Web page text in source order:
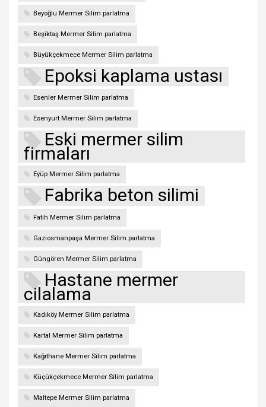
Beyoğlu Mermer Silim parlatma
Beşiktaş Mermer Silim parlatma
Büyükçekmece Mermer Silim parlatma
Epoksi kaplama ustası
Esenler Mermer Silim parlatma
Esenyurt Mermer Silim parlatma
Eski mermer silim
firmaları
Eyüp Mermer Silim parlatma
Fabrika beton silimi
Fatih Mermer Silim parlatma
Gaziosmanpaşa Mermer Silim parlatma
Güngören Mermer Silim parlatma
Hastane mermer
cilalama
Kadıköy Mermer Silim parlatma
Kartal Mermer Silim parlatma
Kağıthane Mermer Silim parlatma
Küçükçekmece Mermer Silim parlatma
Maltepe Mermer Silim parlatma